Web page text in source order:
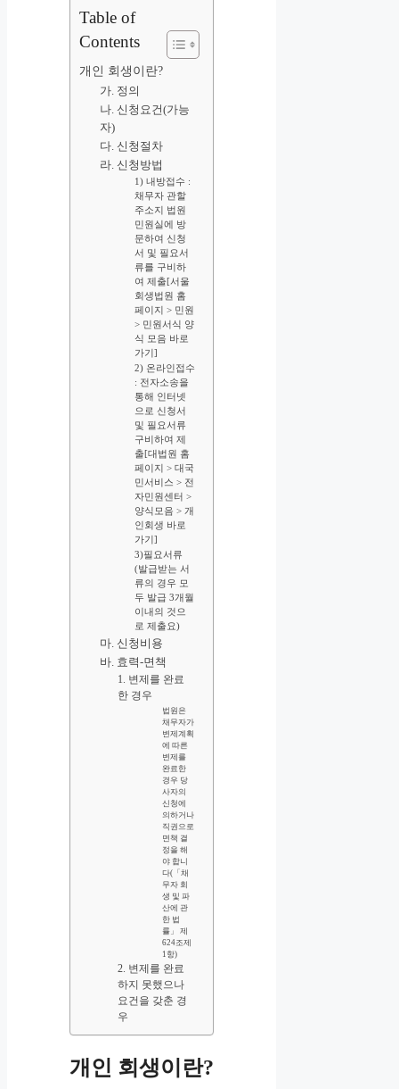
Table of
Contents
개인 회생이란?
가. 정의
나. 신청요건(가능
자)
다. 신청절차
라. 신청방법
1) 내방접수 :
채무자 관할
주소지 법원
민원실에 방
문하여 신청
서 및 필요서
류를 구비하
여 제출[서울
회생법원 홈
페이지 > 민원
> 민원서식 양
식 모음 바로
가기]
2) 온라인접수
: 전자소송을
통해 인터넷
으로 신청서
및 필요서류
구비하여 제
출[대법원 홈
페이지 > 대국
민서비스 > 전
자민원센터 >
양식모음 > 개
인회생 바로
가기]
3)필요서류
(발급받는 서
류의 경우 모
두 발급 3개월
이내의 것으
로 제출요)
마. 신청비용
바. 효력-면책
1. 변제를 완료
한 경우
법원은
채무자가
변제계획
에 따른
변제를
완료한
경우 당
사자의
신청에
의하거나
직권으로
면책 결
정을 해
야 합니
다(「채
무자 회
생 및 파
산에 관
한 법
률」 제
624조제
1항)
2. 변제를 완료
하지 못했으나
요건을 갖춘 경
우
개인 회생이란?